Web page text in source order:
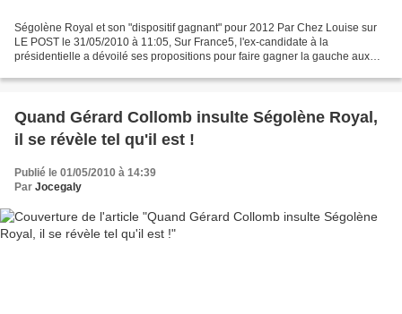
Ségolène Royal et son "dispositif gagnant" pour 2012 Par Chez Louise sur
LE POST le 31/05/2010 à 11:05, Sur France5, l'ex-candidate à la
présidentielle a dévoilé ses propositions pour faire gagner la gauche aux
Quand Gérard Collomb insulte Ségolène Royal,
il se révèle tel qu'il est !
Publié le 01/05/2010 à 14:39
Par Jocegaly